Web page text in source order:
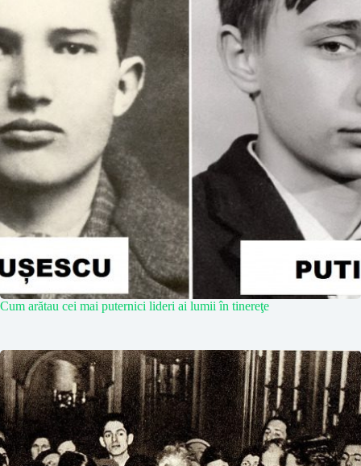
Cum arătau cei mai puternici lideri ai lumii în tinereţe